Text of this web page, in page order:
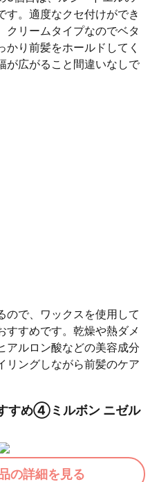
す。適度なクセ付けができ
クリームタイプなのでベタ
り前髪をホールドしてく
が広がること間違いなしで
ので、ワックスを使用して
すすめです。乾燥や熱ダメ
アルロン酸などの美容成分
リングしながら前髪のケア
すめ④ミルボン ニゼル
の詳細を見る